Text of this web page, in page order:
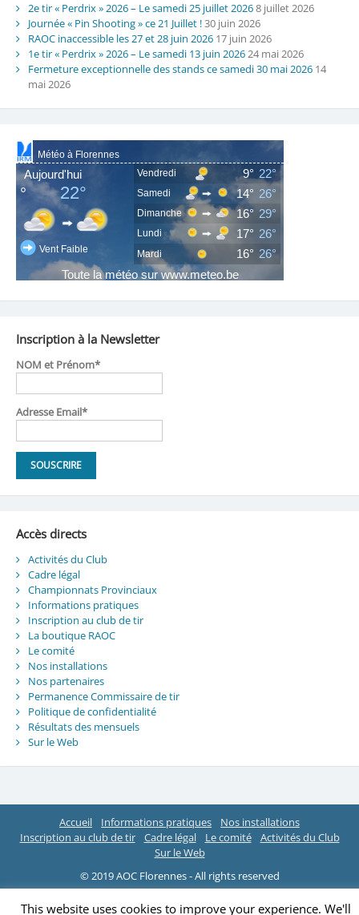
2e tir « Perdrix » 2026 – Le samedi 25 juillet 20268 juillet 2026
Journée « Pin Shooting » ce 21 Juillet !30 juin 2026
RAOC inaccessible les 27 et 28 juin 2026 17 juin 2026
1e tir « Perdrix » 2026 – Le samedi 13 juin 202624 mai 2026
Fermeture exceptionnelle des stands ce samedi 30 mai 2026 14
mai 2026
Inscription à la Newsletter
NOM et Prénom*
Adresse Email*
Accès directs
Activités du Club
Cadre légal
Championnats Provinciaux
Informations pratiques
Inscription au club de tir
La boutique RAOC
Le comité
Nos installations
Nos partenaires
Permanence Commissaire de tir
Politique de confidentialité
Résultats des mensuels
Sur le Web
Accueil Informations pratiques
Nos installations
Inscription au club de tir
Cadre légal Le comité
Activités du Club
Sur le Web
© 2019 AOC Florennes - All rights reserved
This website uses cookies to improve your experience. We'll